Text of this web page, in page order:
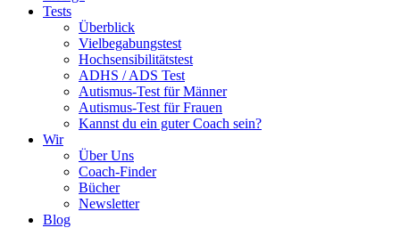
Tests
Überblick
Vielbegabungstest
Hochsensibilitätstest
ADHS / ADS Test
Autismus-Test für Männer
Autismus-Test für Frauen
Kannst du ein guter Coach sein?
Wir
Über Uns
Coach-Finder
Bücher
Newsletter
Blog